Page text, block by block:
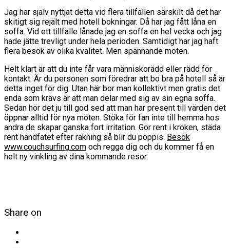
Jag har själv nyttjat detta vid flera tillfällen särskilt då det har
skitigt sig rejält med hotell bokningar. Då har jag fått låna en
soffa. Vid ett tillfälle lånade jag en soffa en hel vecka och jag
hade jätte trevligt under hela perioden. Samtidigt har jag haft
flera besök av olika kvalitet. Men spännande möten.
Helt klart är att du inte får vara människorädd eller rädd för
kontakt. Är du personen som föredrar att bo bra på hotell så är
detta inget för dig. Utan här bor man kollektivt men gratis det
enda som krävs är att man delar med sig av sin egna soffa.
Sedan hör det ju till god sed att man har present till värden det
öppnar alltid för nya möten. Stöka för fan inte till hemma hos
andra de skapar ganska fort irritation. Gör rent i kröken, städa
rent handfatet efter rakning så blir du poppis. Besök
www.couchsurfing.com och regga dig och du kommer få en
helt ny vinkling av dina kommande resor.
Share on